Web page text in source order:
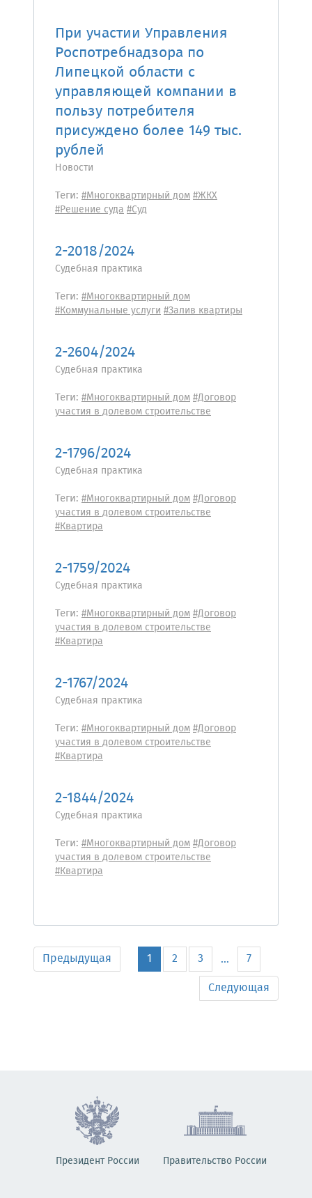
При участии Управления
Роспотребнадзора по
Липецкой области с
управляющей компании в
пользу потребителя
присуждено более 149 тыс.
рублей
Новости
Теги: #Многоквартирный дом#ЖКХ
#Решение суда#Суд
2-2018/2024
Судебная практика
Теги: #Многоквартирный дом
#Коммунальные услуги#Залив квартиры
2-2604/2024
Судебная практика
Теги: #Многоквартирный дом#Договор
участия в долевом строительстве
2-1796/2024
Судебная практика
Теги: #Многоквартирный дом#Договор
участия в долевом строительстве
#Квартира
2-1759/2024
Судебная практика
Теги: #Многоквартирный дом#Договор
участия в долевом строительстве
#Квартира
2-1767/2024
Судебная практика
Теги: #Многоквартирный дом#Договор
участия в долевом строительстве
#Квартира
2-1844/2024
Судебная практика
Теги: #Многоквартирный дом#Договор
участия в долевом строительстве
#Квартира
Предыдущая 1 2 3 ...
7
Следующая
Президент России Правительство России